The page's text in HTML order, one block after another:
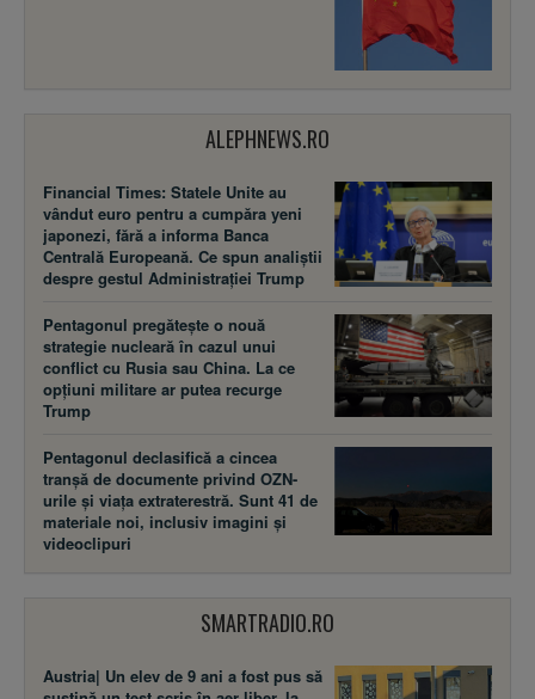
ALEPHNEWS.RO
Financial Times: Statele Unite au
vândut euro pentru a cumpăra yeni
japonezi, fără a informa Banca
Centrală Europeană. Ce spun analiștii
despre gestul Administrației Trump
Pentagonul pregătește o nouă
strategie nucleară în cazul unui
conflict cu Rusia sau China. La ce
opțiuni militare ar putea recurge
Trump
Pentagonul declasifică a cincea
tranșă de documente privind OZN-
urile și viața extraterestră. Sunt 41 de
materiale noi, inclusiv imagini și
videoclipuri
SMARTRADIO.RO
Austria| Un elev de 9 ani a fost pus să